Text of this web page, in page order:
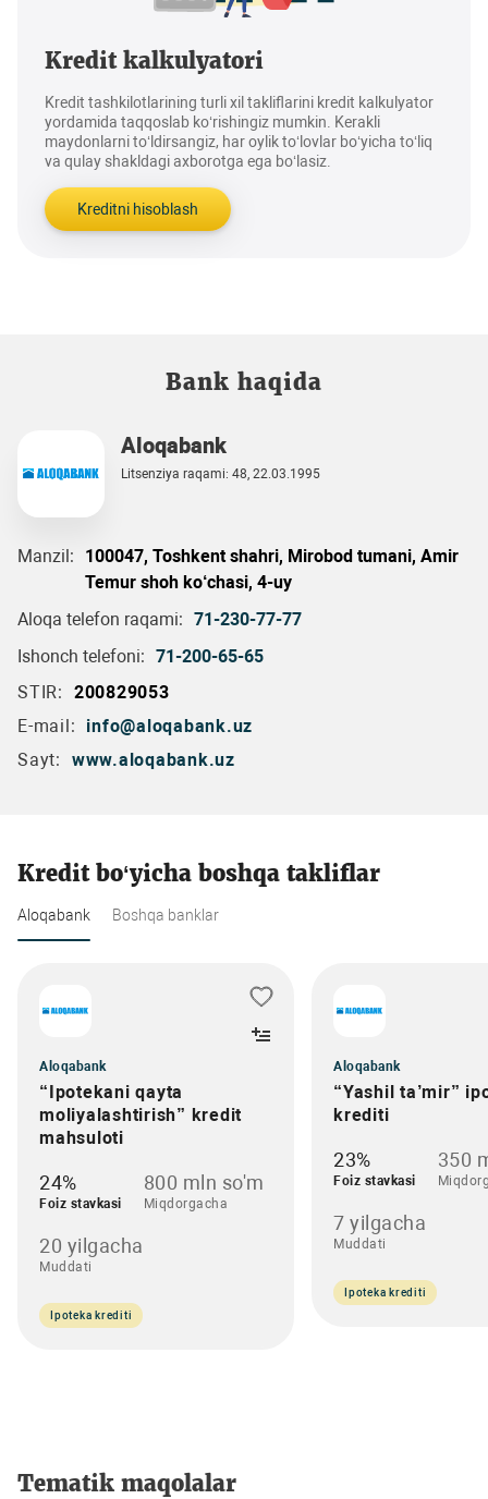
Kredit kalkulyatori
Kredit tashkilotlarining turli xil takliflarini kredit kalkulyator
yordamida taqqoslab ko‘rishingiz mumkin. Kerakli
maydonlarni to‘ldirsangiz, har oylik to‘lovlar bo‘yicha to‘liq
va qulay shakldagi axborotga ega bo‘lasiz.
Kreditni hisoblash
Bank haqida
Aloqabank
Litsenziya raqami: 48, 22.03.1995
Manzil:
100047, Toshkent shahri, Mirobod tumani, Amir
Temur shoh ko‘chasi, 4-uy
Aloqa telefon raqami: 71-230-77-77
Ishonch telefoni: 71-200-65-65
STIR:
200829053
E-mail:
info@aloqabank.uz
Sayt:
www.aloqabank.uz
Kredit bo‘yicha boshqa takliflar
Aloqabank Boshqa banklar
Aloqabank
“Ipotekani qayta
moliyalashtirish” kredit
mahsuloti
24%
Foiz stavkasi
800 mln so'm
Miqdorgacha
20 yilgacha
Muddati
Ipoteka krediti
Aloqabank
“Yashil ta’mir”
krediti
23%
Foiz stavkasi
350
7 yilgacha
Muddati
Ipoteka krediti
Tematik maqolalar